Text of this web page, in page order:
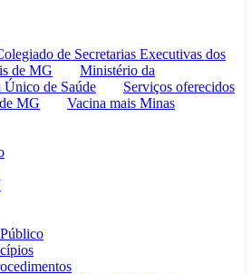
de Secretarias Executivas dos
de MG
Ministério da
Único de Saúde
Serviços oferecidos
MG
Vacina mais Minas